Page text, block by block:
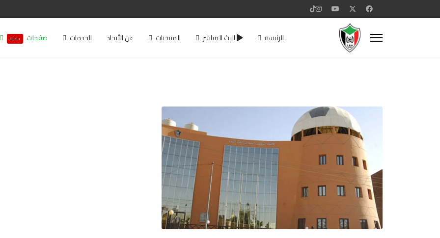
الرئيسة البث المباشر المنتخبات عن الأتحاد الخدمات صفحات جديد